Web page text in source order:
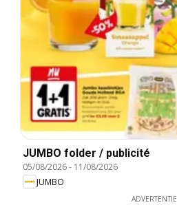
JUMBO folder / publicité
05/08/2026- 11/08/2026
JUMBO
ADVERTENTIE